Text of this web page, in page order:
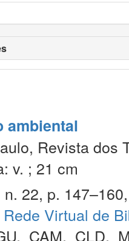
ambiental
Revista dos
v. ; 21 cm
22, p.
Rede Virtual de
, CAM, CLD,